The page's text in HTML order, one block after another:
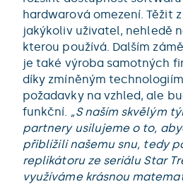
hardwarová omezení. Těžit
jakýkoliv uživatel, nehledě
kterou používá. Dalším
je také výroba samotných
díky zmíněným
požadavky na vzhled, ale
funkční. „S naším skvělým
partnery usilujeme o to,
přiblížili našemu snu, tedy
replikátoru ze seriálu Star
využíváme krásnou